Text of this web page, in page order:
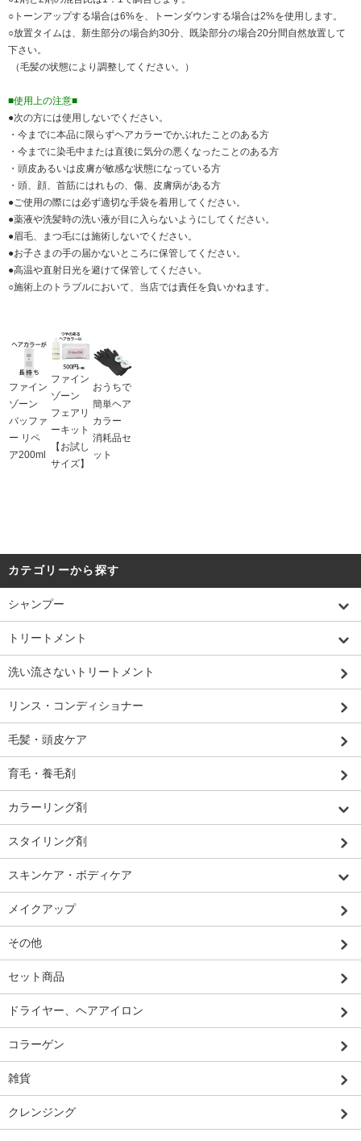
○トーンアップする場合は6%を、トーンダウンする場合は2%を使用します。
○放置タイムは、新生部分の場合約30分、既染部分の場合20分間自然放置して
下さい。
（毛髪の状態により調整してください。）
■使用上の注意■
●次の方には使用しないでください。
・今までに本品に限らずヘアカラーでかぶれたことのある方
・今までに染毛中または直後に気分の悪くなったことのある方
・頭皮あるいは皮膚が敏感な状態になっている方
・頭、顔、首筋にはれもの、傷、皮膚病がある方
●ご使用の際には必ず適切な手袋を着用してください。
●薬液や洗髪時の洗い液が目に入らないようにしてください。
●眉毛、まつ毛には施術しないでください。
●お子さまの手の届かないところに保管してください。
●高温や直射日光を避けて保管してください。
○施術上のトラブルにおいて、当店では責任を負いかねます。
ファイン
ゾーン
バッファ
ー リペ
ア200ml
ファイン
ゾーン
フェアリ
ーキット
【お試し
サイズ】
おうちで
簡単ヘア
カラー
消耗品セ
ット
カテゴリーから探す
シャンプー
トリートメント
洗い流さないトリートメント
リンス・コンディショナー
毛髪・頭皮ケア
育毛・養毛剤
カラーリング剤
スタイリング剤
スキンケア・ボディケア
メイクアップ
その他
セット商品
ドライヤー、ヘアアイロン
コラーゲン
雑貨
クレンジング